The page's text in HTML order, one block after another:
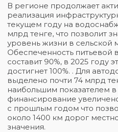
В регионе продолжает
реализация
текущем году на
млрд тенге, что позволит
уровень жизни в сельской
Обеспеченность питьевой
составит 90%, в 2025 году
достигнет 100%. . Для
выделено почти 74 млрд
наибольшим показателем
финансирование
с прошлым годом что
около 1400 км дорог
значения.